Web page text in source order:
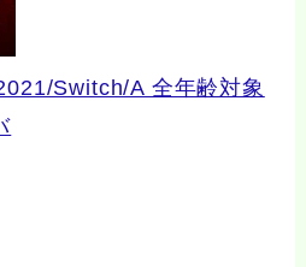
Switch/A 全年齢対象